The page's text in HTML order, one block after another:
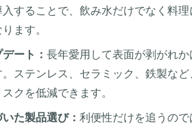
することで、飲み水だけでなく料
ます。
ート： 長年愛用して表面が剥がれ
ステンレス、セラミック、鉄製な
クを低減できます。
た製品選び： 利便性だけを追うの